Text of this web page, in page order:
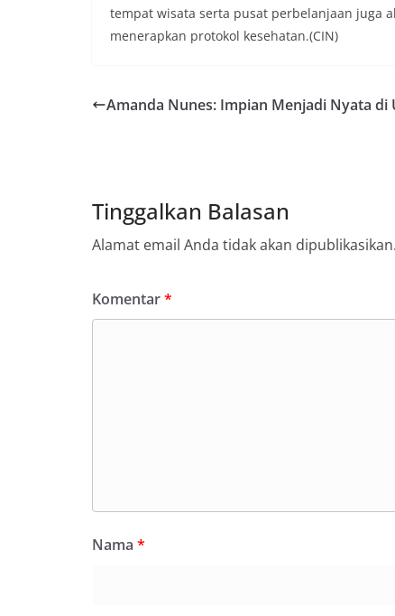
tempat wisata serta pusat perbelanjaan juga
menerapkan protokol kesehatan.(CIN)
Amanda Nunes: Impian Menjadi Nyata di
Tinggalkan Balasan
Alamat email Anda tidak akan dipublikasikan.
Komentar*
Nama *